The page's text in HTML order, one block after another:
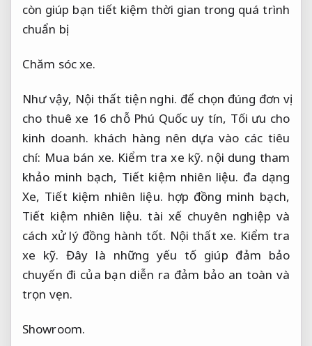
còn giúp bạn tiết kiệm thời gian trong quá trình
chuẩn bị.
Chăm sóc xe.
Như vậy, Nội thất tiện nghi. để chọn đúng đơn vị
cho thuê xe 16 chỗ Phú Quốc uy tín, Tối ưu cho
kinh doanh. khách hàng nên dựa vào các tiêu
chí: Mua bán xe. Kiểm tra xe kỹ. nội dung tham
khảo minh bạch, Tiết kiệm nhiên liệu. đa dạng
Xe, Tiết kiệm nhiên liệu. hợp đồng minh bạch,
Tiết kiệm nhiên liệu. tài xế chuyên nghiệp và
cách xử lý đồng hành tốt. Nội thất xe. Kiểm tra
xe kỹ. Đây là những yếu tố giúp đảm bảo
chuyến đi của bạn diễn ra đảm bảo an toàn và
trọn vẹn.
Showroom.